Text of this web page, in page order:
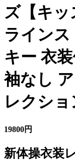
ズ【キッ
ライン
キー 衣
袖なし
レクショ
19800円
新体操衣装